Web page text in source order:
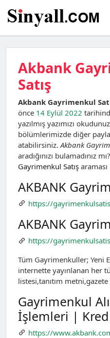
Akbank
Satış
Akbank Gayrimenkul
önce 14 Eylül 2022
yazılmış yazımızı
bölümlerimizde diğer
atabilirsiniz.Akbank
aradığınızı bulamadınız
Gayrimenkul Satış
AKBANK
https://
AKBANK
https://
Tüm Gayrimenkuller; Yeni
internette yayınlanan her
listesi,tanıtım
Gayrimenkul
İşlemleri |
https://